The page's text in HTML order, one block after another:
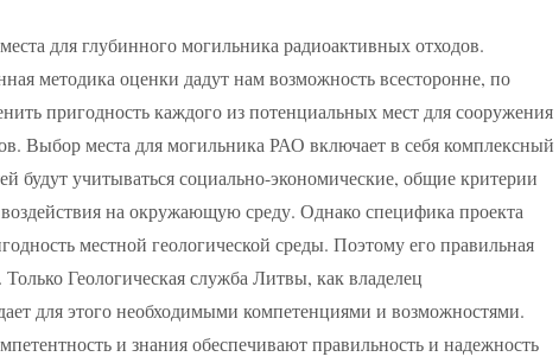
для глубинного могильника радиоактивных отходов.
методика оценки дадут нам возможность всесторонне, по
пригодность каждого из потенциальных мест для сооружения
Выбор места для могильника РАО включает в себя комплексный
будут учитываться социально-экономические, общие критерии
на окружающую среду. Однако специфика проекта
местной геологической среды. Поэтому его правильная
Геологическая служба Литвы, как владелец
для этого необходимыми компетенциями и возможностями.
и знания обеспечивают правильность и надежность